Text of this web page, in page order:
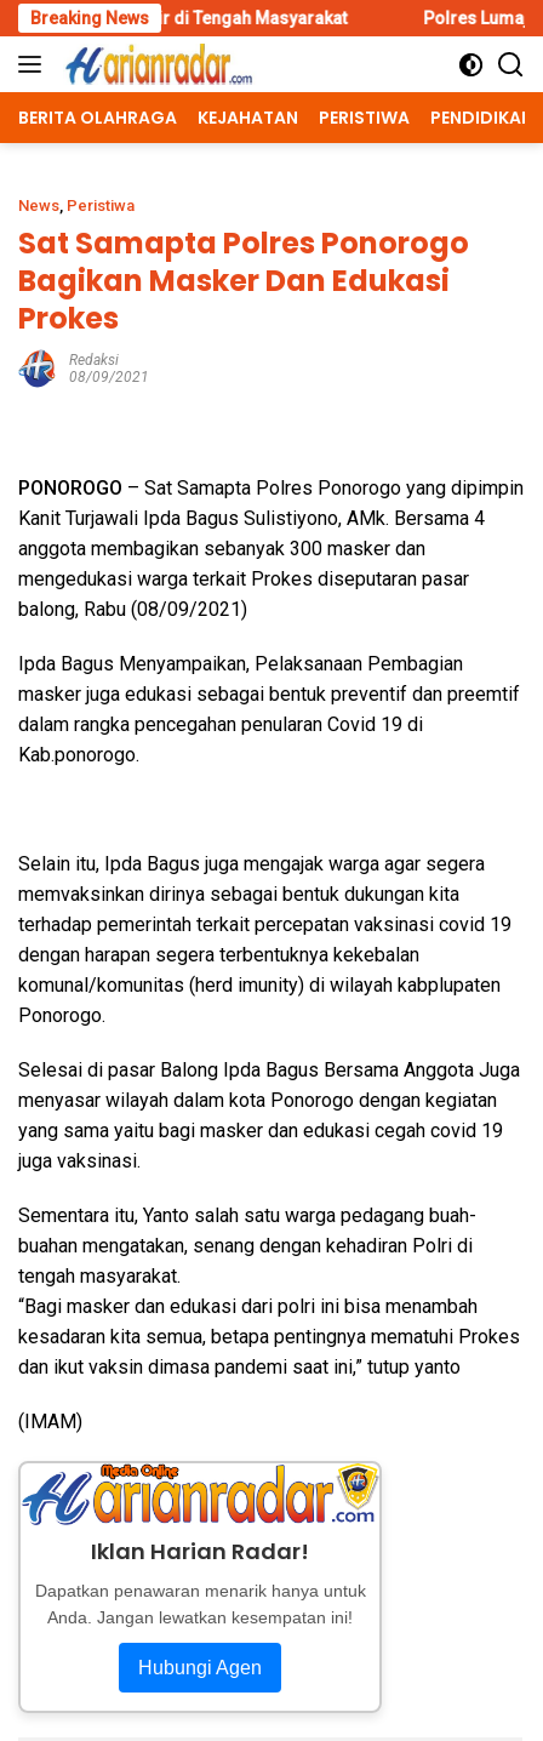
Skip
to
content
Breaking News
di Tengah Masyarakat Polres Lumajang Kunci
BERITA OLAHRAGA KEJAHATAN PERISTIWA PENDIDIKAN
News, Peristiwa
Sat Samapta Polres Ponorogo
Bagikan Masker Dan Edukasi
Prokes
Redaksi
08/09/2021
PONOROGO – Sat Samapta Polres Ponorogo yang dipimpin
Kanit Turjawali Ipda Bagus Sulistiyono, AMk. Bersama 4
anggota membagikan sebanyak 300 masker dan
mengedukasi warga terkait Prokes diseputaran pasar
balong, Rabu (08/09/2021)
Ipda Bagus Menyampaikan, Pelaksanaan Pembagian
masker juga edukasi sebagai bentuk preventif dan preemtif
dalam rangka pencegahan penularan Covid 19 di
Kab.ponorogo.
Selain itu, Ipda Bagus juga mengajak warga agar segera
memvaksinkan dirinya sebagai bentuk dukungan kita
terhadap pemerintah terkait percepatan vaksinasi covid 19
dengan harapan segera terbentuknya kekebalan
komunal/komunitas (herd imunity) di wilayah kabplupaten
Ponorogo.
Selesai di pasar Balong Ipda Bagus Bersama Anggota Juga
menyasar wilayah dalam kota Ponorogo dengan kegiatan
yang sama yaitu bagi masker dan edukasi cegah covid 19
juga vaksinasi.
Sementara itu, Yanto salah satu warga pedagang buah-
buahan mengatakan, senang dengan kehadiran Polri di
tengah masyarakat.
“Bagi masker dan edukasi dari polri ini bisa menambah
kesadaran kita semua, betapa pentingnya mematuhi Prokes
dan ikut vaksin dimasa pandemi saat ini,” tutup yanto
(IMAM)
Iklan Harian Radar!
Dapatkan penawaran menarik hanya untuk
Anda. Jangan lewatkan kesempatan ini!
Hubungi Agen